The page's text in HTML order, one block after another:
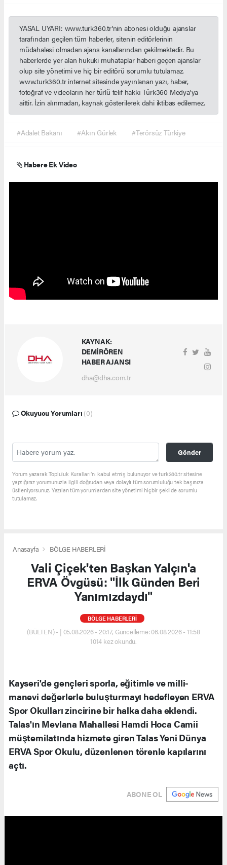
YASAL UYARI: www.turk360.tr'nin abonesi olduğu ajanslar
tarafından geçilen tüm haberler, sitenin editörlerinin
müdahalesi olmadan ajans kanallarından çekilmektedir. Bu
haberlerde yer alan hukuki muhataplar haberi geçen ajanslar
olup site yönetimi ve hiç bir editörü sorumlu tutulamaz.
www.turk360.tr internet sitesinde yayınlanan yazı, haber,
fotoğraf ve videoların her türlü telif hakkı Türk360 Medya'ya
aittir. İzin alınmadan, kaynak gösterilerek dahi iktibas edilemez.
#Adalet Bakanı #Akın Gürlek #Terörsüz Türkiye
Habere Ek Video
KAYNAK:
DEMİRÖREN
HABER AJANSI
dha@dha.com.tr
Okuyucu Yorumları (0)
Gönder
Yorum yazarak Topluluk Kuralları’nı kabul etmiş bulunuyor ve turk360.tr sitesine
yaptığınız yorumunuzla ilgili doğrudan veya dolaylı tüm sorumluluğu tek başınıza
üstleniyorsunuz. Yazılan tüm yorumlardan site yönetimi hiçbir şekilde sorumlu
tutulamaz.
Anasayfa BÖLGE HABERLERİ
Vali Çiçek'ten Başkan Yalçın'a
ERVA Övgüsü: "İlk Günden Beri
Yanımızdaydı"
BÖLGE HABERLERİ
(BÜLTEN) - | 05.08.2026 - 20:17, Güncelleme: 06.08.2026 - 11:58
1014 kez okundu.
Kayseri'de gençleri sporla, eğitimle ve milli-
manevi değerlerle buluşturmayı hedefleyen ERVA
Spor Okulları zincirine bir halka daha eklendi.
Talas'ın Mevlana Mahallesi Hamdi Hoca Camii
müştemilatında hizmete giren Talas Yeni Dünya
ERVA Spor Okulu, düzenlenen törenle kapılarını
açtı.
ABONE OL